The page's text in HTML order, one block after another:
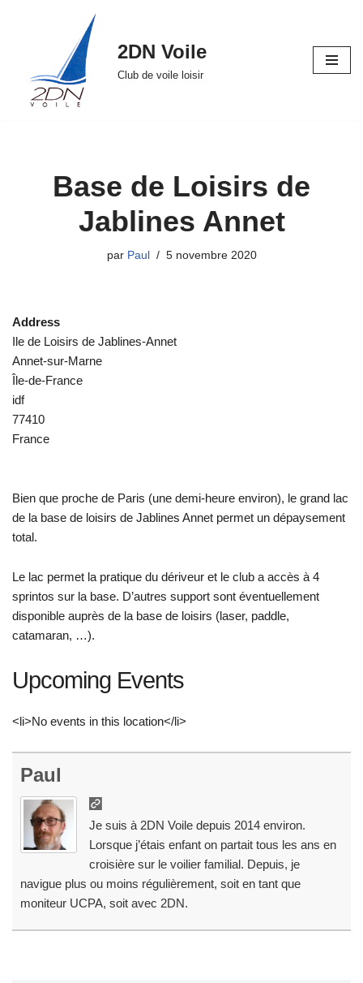
contenu
2DN Voile
Club de voile loisir
Base de Loisirs de
Jablines Annet
par Paul 5 novembre 2020
Address
Ile de Loisirs de Jablines-Annet
Annet-sur-Marne
Île-de-France
idf
77410
France
Bien que proche de Paris (une demi-heure environ), le grand lac
de la base de loisirs de Jablines Annet permet un dépaysement
total.
Le lac permet la pratique du dériveur et le club a accès à 4
sprintos sur la base. D’autres support sont éventuellement
disponible auprès de la base de loisirs (laser, paddle,
catamaran, …).
Upcoming Events
<li>No events in this location</li>
Paul
Je suis à 2DN Voile depuis 2014 environ.
Lorsque j’étais enfant on partait tous les ans en
croisière sur le voilier familial. Depuis, je
navigue plus ou moins régulièrement, soit en tant que
moniteur UCPA, soit avec 2DN.